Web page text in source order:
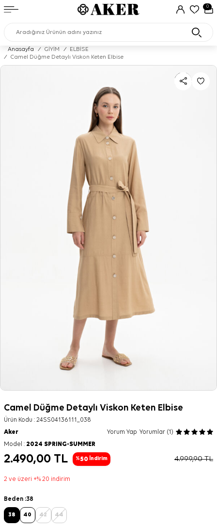
0
Anasayfa / GİYİM /
ELBİSE
/
Camel Düğme Detaylı Viskon Keten Elbise
Camel Düğme Detaylı Viskon Keten Elbise
Ürün Kodu : 24SS04136111_038
Aker
Yorum Yap Yorumlar (1)
Model : 2024 SPRING-SUMMER
2.490,00 TL %50 İndirim 4.999,90TL
2 ve üzeri +% 20 indirim
Beden :38
38 40 42 44